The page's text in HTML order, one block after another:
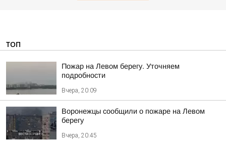
ТОП
Пожар на Левом берегу. Уточняем
подробности
Вчера, 20:09
Воронежцы сообщили о пожаре на Левом
берегу
Вчера, 20:45